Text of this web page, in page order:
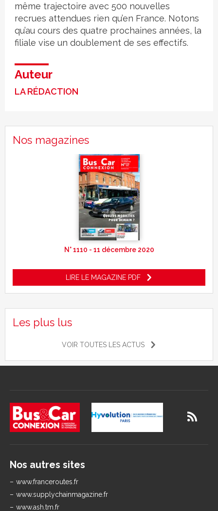
même trajectoire avec 500 nouvelles
recrues attendues rien qu’en France. Notons
qu’au cours des quatre prochaines années, la
filiale vise un doublement de ses effectifs.
Auteur
LA RÉDACTION
Nos magazines
N° 1110 - 11 décembre 2020
LIRE LE MAGAZINE PDF
Les plus lus
VOIR TOUTES LES ACTUS
Nos autres sites
www.franceroutes.fr
www.supplychainmagazine.fr
www.ash.tm.fr